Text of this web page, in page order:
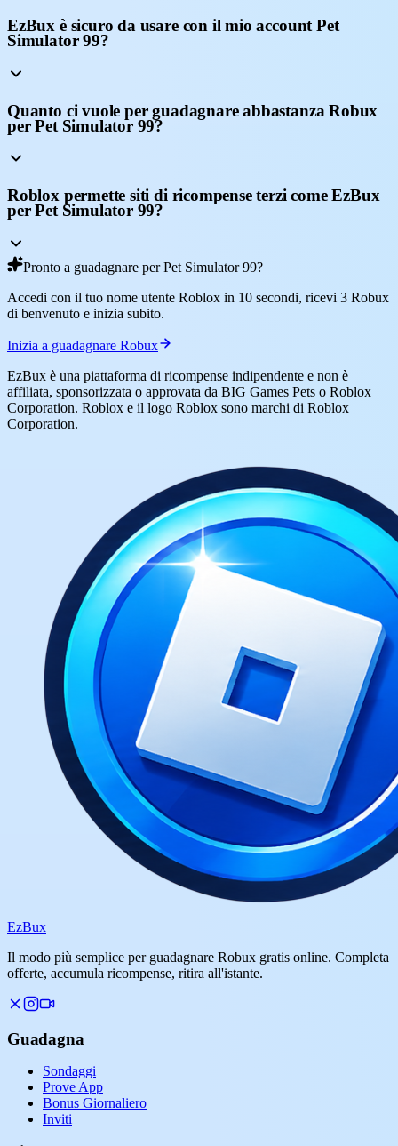
EzBux è sicuro da usare con il mio account Pet
Simulator 99?
Quanto ci vuole per guadagnare abbastanza Robux
per Pet Simulator 99?
Roblox permette siti di ricompense terzi come EzBux
per Pet Simulator 99?
Pronto a guadagnare per Pet Simulator 99?
Accedi con il tuo nome utente Roblox in 10 secondi, ricevi 3 Robux
di benvenuto e inizia subito.
Inizia a guadagnare Robux
EzBux è una piattaforma di ricompense indipendente e non è
affiliata, sponsorizzata o approvata da BIG Games Pets o Roblox
Corporation. Roblox e il logo Roblox sono marchi di Roblox
Corporation.
EzBux
Il modo più semplice per guadagnare Robux gratis online. Completa
offerte, accumula ricompense, ritira all'istante.
Guadagna
Sondaggi
Prove App
Bonus Giornaliero
Inviti